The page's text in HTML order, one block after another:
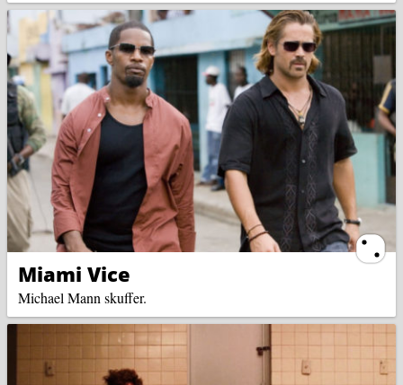
Miami Vice
Michael Mann skuffer.